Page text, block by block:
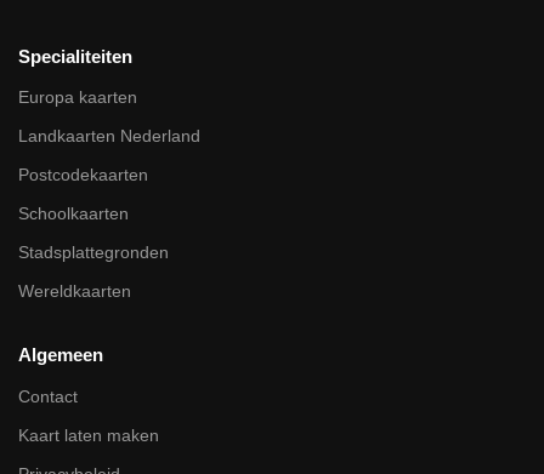
Specialiteiten
Europa kaarten
Landkaarten Nederland
Postcodekaarten
Schoolkaarten
Stadsplattegronden
Wereldkaarten
Algemeen
Contact
Kaart laten maken